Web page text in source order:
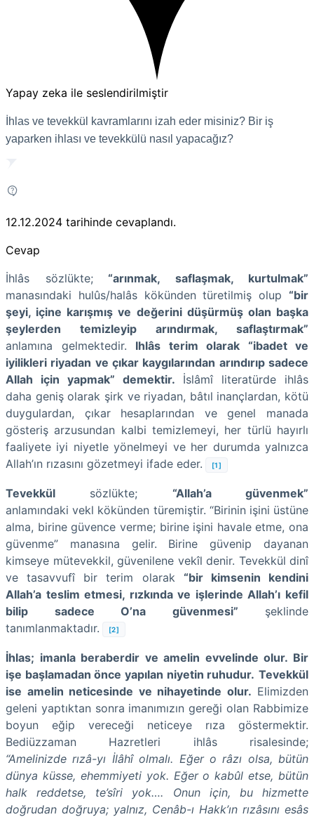
Yapay zeka ile seslendirilmiştir
İhlas ve tevekkül kavramlarını izah eder misiniz? Bir iş
yaparken ihlası ve tevekkülü nasıl yapacağız?
12.12.2024 tarihinde cevaplandı.
Cevap
İhlâs sözlükte;“arınmak, saflaşmak, kurtulmak”
manasındaki hulûs/halâs kökünden türetilmiş olup “bir
şeyi, içine karışmış ve değerini düşürmüş olan başka
şeylerden temizleyip arındırmak, saflaştırmak”
anlamına gelmektedir. Ihlâs terim olarak “ibadet ve
iyilikleri riyadan ve çıkar kaygılarından arındırıp sadece
Allah için yapmak” demektir. İslâmî literatürde ihlâs
daha geniş olarak şirk ve riyadan, bâtıl inançlardan, kötü
duygulardan, çıkar hesaplarından ve genel manada
gösteriş arzusundan kalbi temizlemeyi, her türlü hayırlı
faaliyete iyi niyetle yönelmeyi ve her durumda yalnızca
Allah’ın rızasını gözetmeyi ifade eder.
[1]
Tevekkül sözlükte; “Allah’a güvenmek”
anlamındaki vekl kökünden türemiştir. “Birinin işini üstüne
alma, birine güvence verme; birine işini havale etme, ona
güvenme” manasına gelir. Birine güvenip dayanan
kimseye mütevekkil, güvenilene vekîl denir. Tevekkül dinî
ve tasavvufî bir terim olarak “bir kimsenin kendini
Allah’a teslim etmesi, rızkında ve işlerinde Allah’ı kefil
bilip sadece O’na güvenmesi” şeklinde
tanımlanmaktadır.
[2]
İhlas; imanla beraberdir ve amelin evvelinde olur. Bir
işe başlamadan önce yapılan niyetin ruhudur. Tevekkül
ise amelin neticesinde ve nihayetinde olur. Elimizden
geleni yaptıktan sonra imanımızın gereği olan Rabbimize
boyun eğip vereceği neticeye rıza göstermektir.
Bediüzzaman Hazretleri ihlâs risalesinde;
“Amelinizde rızâ-yı İlâhî olmalı. Eğer o râzı olsa, bütün
dünya küsse, ehemmiyeti yok. Eğer o kabûl etse, bütün
halk reddetse, te’sîri yok…. Onun için, bu hizmette
doğrudan doğruya; yalnız, Cenâb-ı Hakk’ın rızâsını esâs